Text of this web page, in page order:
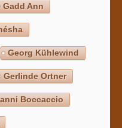
Gadd Ann
Georg Kühlewind
Gerlinde Ortner
Boccaccio